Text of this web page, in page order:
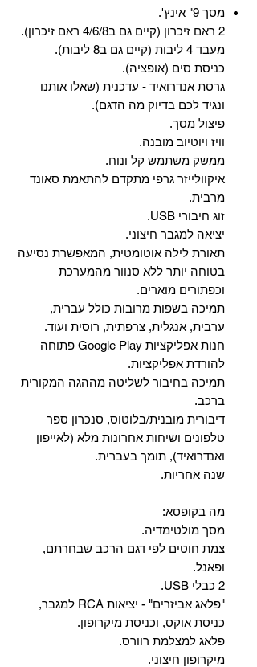
מסך 9" אינץ'.
2 ראם זיכרון (קיים גם ב4/6/8 ראם זיכרון).
מעבד 4 ליבות (קיים גם ב8 ליבות).
כניסת סים (אופציה).
גרסת אנדרואיד - עדכנית (שאלו אותנו
ונגיד לכם בדיוק מה הדגם).
פיצול מסך.
וויז ויוטיוב מובנה.
ממשק משתמש קל ונוח.
איקוולייזר גרפי מתקדם להתאמת סאונד
מרבית.
זוג חיבורי USB.
יציאה למגבר חיצוני.
תאורת לילה אוטומטית, המאפשרת נסיעה
בטוחה יותר ללא סנוור מהמערכת
וכפתורים מוארים.
תמיכה בשפות מרובות כולל עברית,
ערבית, אנגלית, צרפתית, רוסית ועוד.
‏חנות אפליקציות Google Play פתוחה
להורדת אפליקציות.
‏תמיכה בחיבור לשליטה מההגה המקורית
ברכב.
‏דיבורית מובנית/בלוטוס, ‏סנכרון ספר
טלפונים ושיחות אחרונות מלא (לאייפון
ואנדרואיד), תומך בעברית.
שנה אחריות.
מה בקופסא:
מסך מולטימדיה.
צמת חוטים לפי דגם הרכב שבחרתם,
ופאנל.
2 כבלי USB.
"פלאג אביזרים" - יציאות RCA למגבר,
כניסת אוקס, וכניסת מיקרופון.
פלאג למצלמת רוורס.
מיקרופון חיצוני.